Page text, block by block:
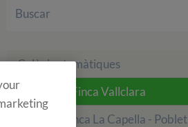
Colònies temàtiques
Colònies a Finca Vallclara
Colònies Finca La Capella - Poblet